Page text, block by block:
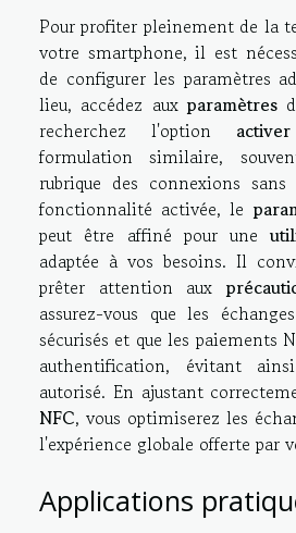
Pour profiter pleinement de la
votre smartphone, il est
de configurer les paramètres
lieu, accédez aux paramètres
recherchez l'option
formulation similaire,
rubrique des connexions
fonctionnalité activée, le
peut être affiné pour une
adaptée à vos besoins. Il
prêter attention aux
assurez-vous que les
sécurisés et que les paiements
authentification, évitant
autorisé. En ajustant
NFC, vous optimiserez les
l'expérience globale offerte par
Applications